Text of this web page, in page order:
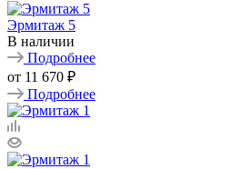
Эрмитаж 5
В наличии
Подробнее
от 11 670 ₽
Подробнее